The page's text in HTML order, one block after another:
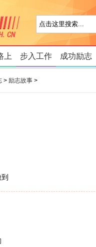
上 步入工作 成功励志
> 励志故事 >